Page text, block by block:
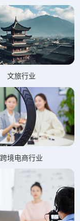
文旅行业
跨境电商行业